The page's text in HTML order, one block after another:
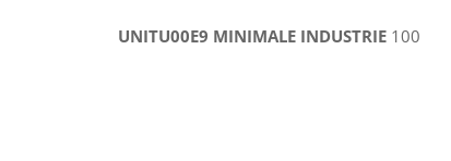
UNITU00E9 MINIMALE INDUSTRIE 100